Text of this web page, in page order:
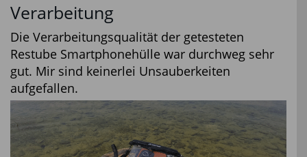
Verarbeitung
Die Verarbeitungsqualität der getesteten
Restube Smartphonehülle war durchweg sehr
gut. Mir sind keinerlei Unsauberkeiten
aufgefallen.